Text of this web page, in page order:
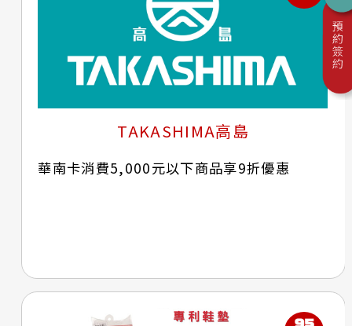
TAKASHIMA高島
華南卡消費5,000元以下商品享9折優惠